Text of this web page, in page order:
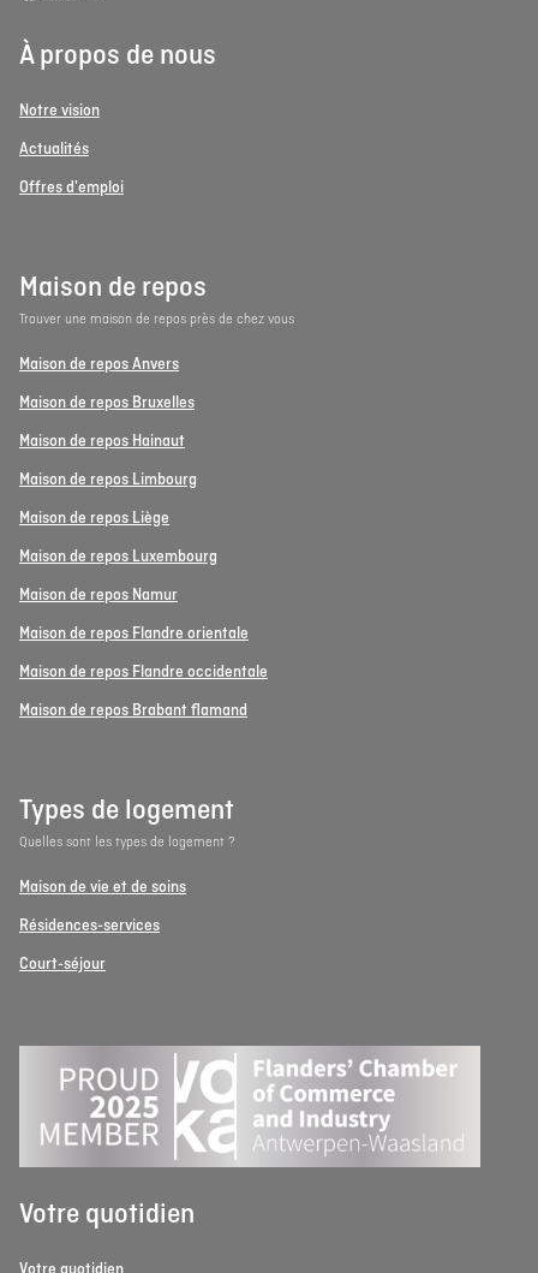
À propos de nous
Notre vision
Actualités
Offres d'emploi
Maison de repos
Trouver une maison de repos près de chez vous
Maison de repos Anvers
Maison de repos Bruxelles
Maison de repos Hainaut
Maison de repos Limbourg
Maison de repos Liège
Maison de repos Luxembourg
Maison de repos Namur
Maison de repos Flandre orientale
Maison de repos Flandre occidentale
Maison de repos Brabant flamand
Types de logement
Quelles sont les types de logement ?
Maison de vie et de soins
Résidences-services
Court-séjour
Votre quotidien